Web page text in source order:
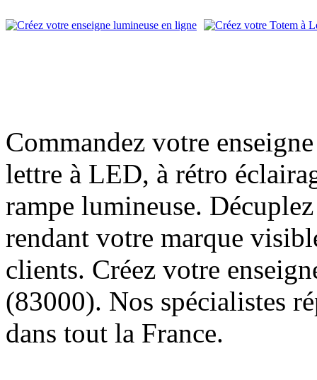
Commandez votre
lettre à LED, à rétro
rampe lumineuse.
rendant votre marque
clients. Créez votre
(83000). Nos spécialistes
dans tout la France.